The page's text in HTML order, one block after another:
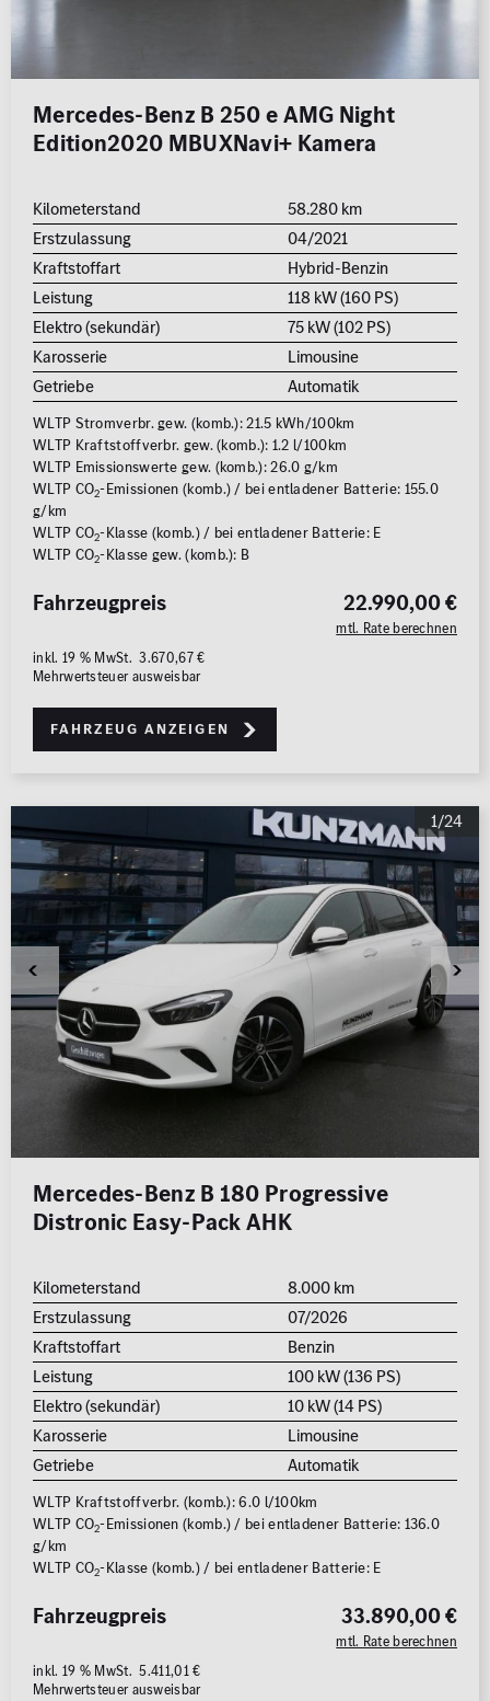
Mercedes-Benz B 250 e AMG Night
Edition2020 MBUXNavi+ Kamera
Kilometerstand
58.280 km
Erstzulassung
04/2021
Kraftstoffart
Hybrid-Benzin
Leistung
118 kW (160 PS)
Elektro (sekundär)
75 kW (102 PS)
Karosserie
Limousine
Getriebe
Automatik
WLTP Stromverbr. gew. (komb.): 21.5 kWh/100km
WLTP Kraftstoffverbr. gew. (komb.): 1.2 l/100km
WLTP Emissionswerte gew. (komb.): 26.0 g/km
WLTP CO2-Emissionen (komb.) / bei entladener Batterie: 155.0
g/km
WLTP CO2-Klasse (komb.) / bei entladener Batterie: E
WLTP CO2-Klasse gew. (komb.): B
22.990,00 €
mtl. Rate berechnen
Fahrzeugpreis
inkl. 19 % MwSt. 3.670,67 €
Mehrwertsteuer ausweisbar
Fahrzeug anzeigen
1/24
Mercedes-Benz B 180 Progressive
Distronic Easy-Pack AHK
Kilometerstand
8.000 km
Erstzulassung
07/2026
Kraftstoffart
Benzin
Leistung
100 kW (136 PS)
Elektro (sekundär)
10 kW (14 PS)
Karosserie
Limousine
Getriebe
Automatik
WLTP Kraftstoffverbr. (komb.): 6.0 l/100km
WLTP CO2-Emissionen (komb.) / bei entladener Batterie: 136.0
g/km
WLTP CO2-Klasse (komb.) / bei entladener Batterie: E
33.890,00 €
mtl. Rate berechnen
Fahrzeugpreis
inkl. 19 % MwSt. 5.411,01 €
Mehrwertsteuer ausweisbar